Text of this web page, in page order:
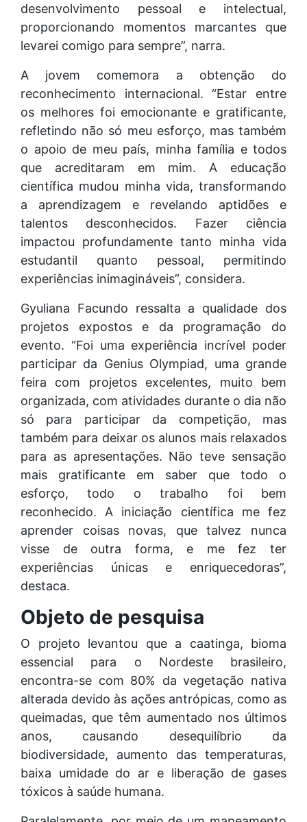
desenvolvimento pessoal e intelectual,
proporcionando momentos marcantes que
levarei comigo para sempre”, narra.
A jovem comemora a obtenção do
reconhecimento internacional. “Estar entre
os melhores foi emocionante e gratificante,
refletindo não só meu esforço, mas também
o apoio de meu país, minha família e todos
que acreditaram em mim. A educação
científica mudou minha vida, transformando
a aprendizagem e revelando aptidões e
talentos desconhecidos. Fazer ciência
impactou profundamente tanto minha vida
estudantil quanto pessoal, permitindo
experiências inimagináveis”, considera.
Gyuliana Facundo ressalta a qualidade dos
projetos expostos e da programação do
evento. “Foi uma experiência incrível poder
participar da Genius Olympiad, uma grande
feira com projetos excelentes, muito bem
organizada, com atividades durante o dia não
só para participar da competição, mas
também para deixar os alunos mais relaxados
para as apresentações. Não teve sensação
mais gratificante em saber que todo o
esforço, todo o trabalho foi bem
reconhecido. A iniciação científica me fez
aprender coisas novas, que talvez nunca
visse de outra forma, e me fez ter
experiências únicas e enriquecedoras”,
destaca.
Objeto de pesquisa
O projeto levantou que a caatinga, bioma
essencial para o Nordeste brasileiro,
encontra-se com 80% da vegetação nativa
alterada devido às ações antrópicas, como as
queimadas, que têm aumentado nos últimos
anos, causando desequilíbrio da
biodiversidade, aumento das temperaturas,
baixa umidade do ar e liberação de gases
tóxicos à saúde humana.